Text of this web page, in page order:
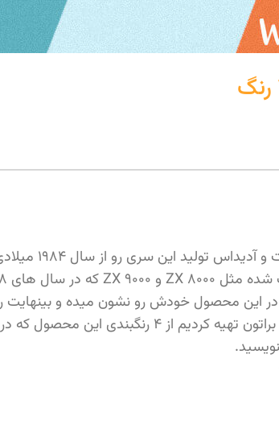
میلادی شروع کرده و تا به امروز هنوز ادامه داره. 😎💪
کمپانی آدیداس این کتونی رو در ۱۶ رنگ بندی متفاوت